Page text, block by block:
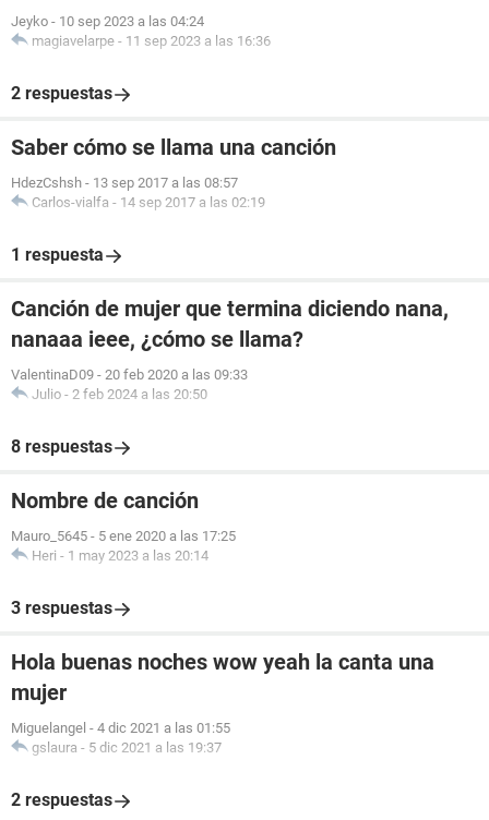
Jeyko - 10 sep 2023 a las 04:24
magiavelarpe - 11 sep 2023 a las 16:36
2 respuestas
Saber cómo se llama una canción
HdezCshsh - 13 sep 2017 a las 08:57
Carlos-vialfa - 14 sep 2017 a las 02:19
1 respuesta
Canción de mujer que termina diciendo nana,
nanaaa ieee, ¿cómo se llama?
ValentinaD09 - 20 feb 2020 a las 09:33
Julio - 2 feb 2024 a las 20:50
8 respuestas
Nombre de canción
Mauro_5645 - 5 ene 2020 a las 17:25
Heri - 1 may 2023 a las 20:14
3 respuestas
Hola buenas noches wow yeah la canta una
mujer
Miguelangel - 4 dic 2021 a las 01:55
gslaura - 5 dic 2021 a las 19:37
2 respuestas